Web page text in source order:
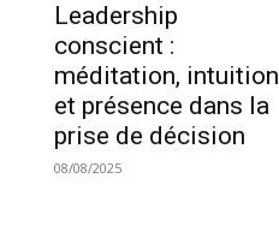
Leadership
conscient :
méditation, intuition
et présence dans la
prise de décision
08/08/2025